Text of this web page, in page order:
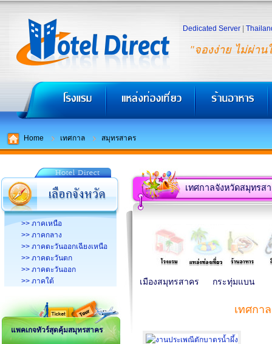
"จองง่าย ไม่ผ่าน
Dedicated Server
Home เทศกาล สมุทรสาคร
>> ภาคเหนือ
>> ภาคกลาง
>> ภาคตะวันออกเฉียงเหนือ
>> ภาคตะวันตก
>> ภาคตะวันออก
>> ภาคใต้
แพคเกจทัวร์สุดคุ้มสมุทรสาคร
เทศกาลจังหวัดสมุทรส
เมืองสมุทรสาคร กระทุ่มแบน
เทศกา